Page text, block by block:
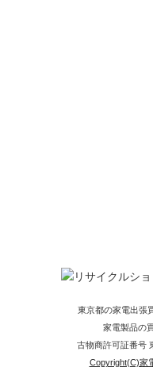
東京都の家電出張
家電製品の
古物商許可証番号
Copyright(C)家